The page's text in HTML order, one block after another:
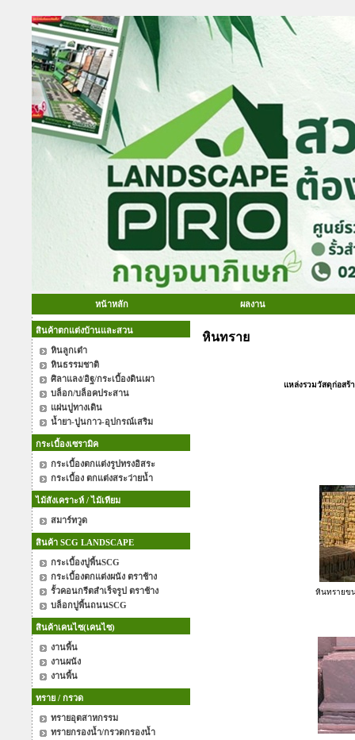
หน้าหลัก ผลงาน
สินค้าตกแต่งบ้านและสวน
หินลูกเต๋า
หินธรรมชาติ
ศิลาแลง/อิฐ/กระเบื้องดินเผา
บล็อก/บล็อคประสาน
แผ่นปูทางเดิน
น้ำยา-ปูนกาว-อุปกรณ์เสริม
กระเบื้องเซรามิค
กระเบื้องตกแต่งรูปทรงอิสระ
กระเบื้อง ตกแต่งสระว่ายน้ำ
ไม้สังเคราะห์ / ไม้เทียม
สมาร์ทวูด
สินค้า SCG LANDSCAPE
กระเบื้องปูพื้นSCG
กระเบื้องตกแต่งผนัง ตราช้าง
รั้วคอนกรีตสำเร็จรูป ตราช้าง
บล็อกปูพื้นถนนSCG
สินค้าเคนไซ(เคนไซ)
งานพื้น
งานผนัง
งานพื้น
ทราย / กรวด
ทรายอุตสาหกรรม
ทรายกรองน้ำ/กรวดกรองน้ำ
หินทราย
แหล่งรวมวัสดุก่อส
หินทรายข